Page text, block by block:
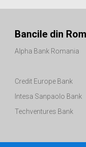
Bancile din
Alpha Bank Romania
Credit Europe Bank
Intesa Sanpaolo Bank
Techventures Bank